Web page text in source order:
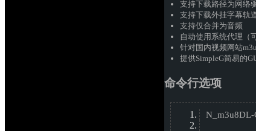
支持下载路径为网络
支持下载外挂字幕轨
支持仅合并为音频
自动使用系统代理（
针对国内视频网站
提供SimpleG简易的
命令行选项